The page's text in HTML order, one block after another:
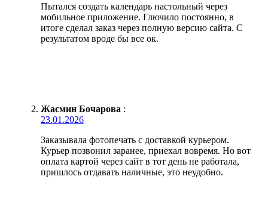
Пытался создать календарь настольный через
мобильное приложение. Глючило постоянно, в
итоге сделал заказ через полную версию сайта. С
результатом вроде бы все ок.
Жасмин Бочарова :
23.01.2026
Заказывала фотопечать с доставкой курьером.
Курьер позвонил заранее, приехал вовремя. Но вот
оплата картой через сайт в тот день не работала,
пришлось отдавать наличные, это неудобно.